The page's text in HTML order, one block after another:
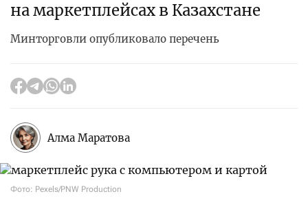
на маркетплейсах в Казахстане
Минторговли опубликовало перечень
Алма Маратова
Фото: Pexels/PNW Production